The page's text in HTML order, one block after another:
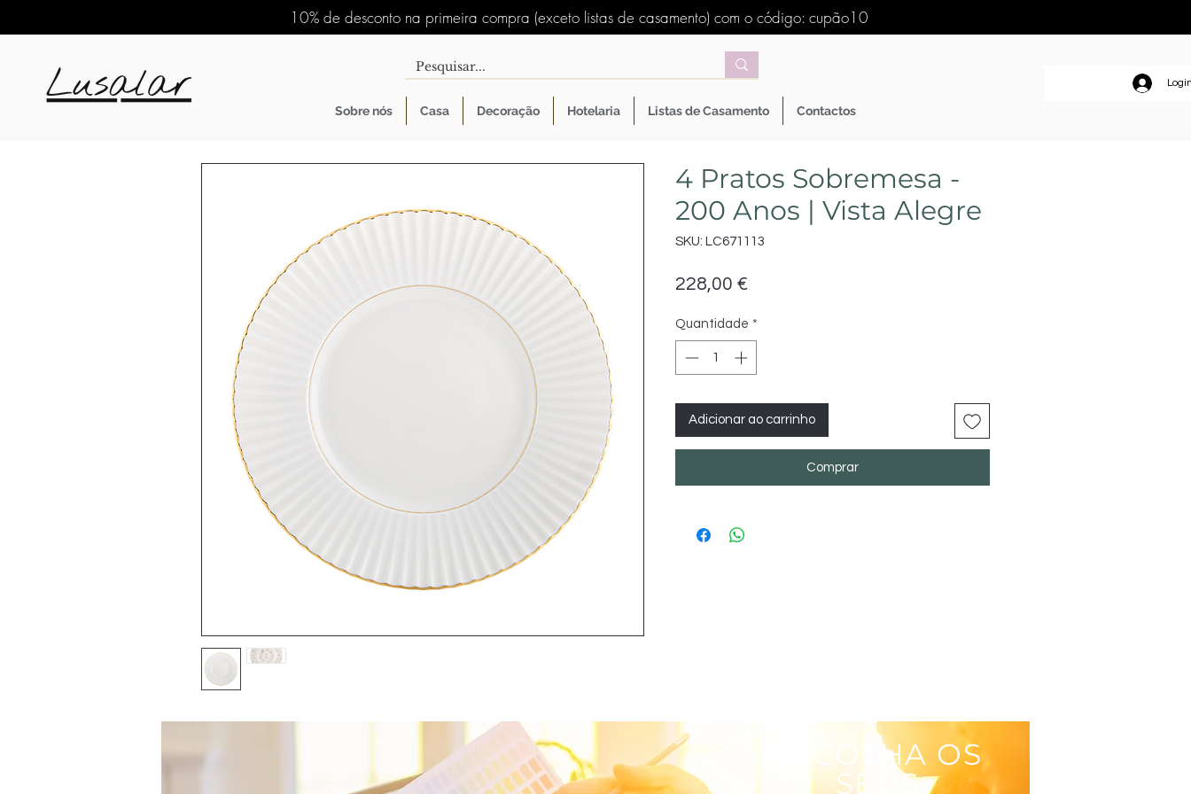
10% de desconto na primeira compra (exceto listas de casamento) com o código: cupão10
4 Pratos Sobremesa -
200 Anos | Vista Alegre
SKU: LC671113
228,00 €
Quantidade *
Adicionar ao carrinho
Comprar
ESCOLHA OS
SEUS
Sobre nós Casa Decoração Hotelaria Listas de Casamento Contactos